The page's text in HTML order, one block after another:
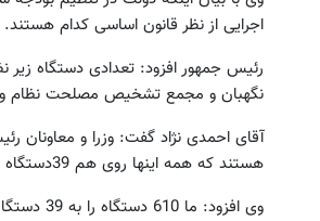
اجرایی از نظر قانون اساسی کدام هستند.
رئیس جمهور افزود: تعدادی
نگهبان و مجمع تشخیص مصلحت نظام
آقای احمدی نژاد گفت: وزرا و معاونان
هستند که همه اینها روی هم 39دستگاه اجرایی می شود.
وی افزود: ما 610 دستگاه را به 39 دستگاه رسانده ایم که از نظر قانون اساسی پاسخگو هستند.
ثبت درخواست